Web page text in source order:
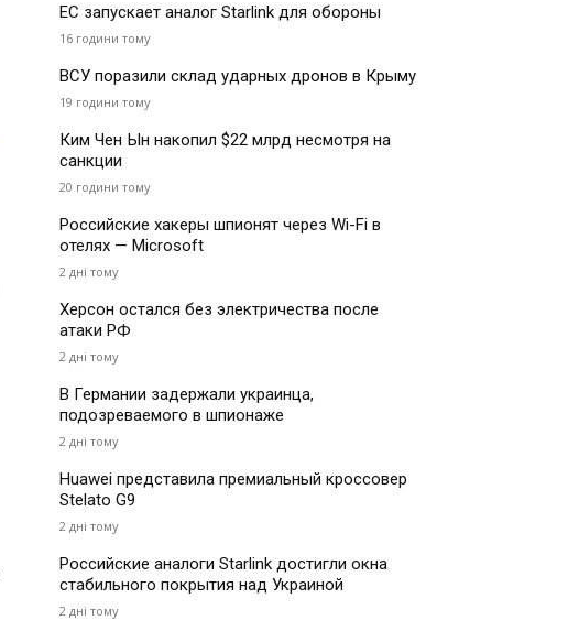
ЕС запускает аналог Starlink для обороны
16 години тому
ВСУ поразили склад ударных дронов в Крыму
19 години тому
Ким Чен Ын накопил $22 млрд несмотря на
санкции
20 години тому
Российские хакеры шпионят через Wi-Fi в
отелях — Microsoft
2 дні тому
Херсон остался без электричества после
атаки РФ
2 дні тому
В Германии задержали украинца,
подозреваемого в шпионаже
2 дні тому
Huawei представила премиальный кроссовер
Stelato G9
2 дні тому
Российские аналоги Starlink достигли окна
стабильного покрытия над Украиной
2 дні тому